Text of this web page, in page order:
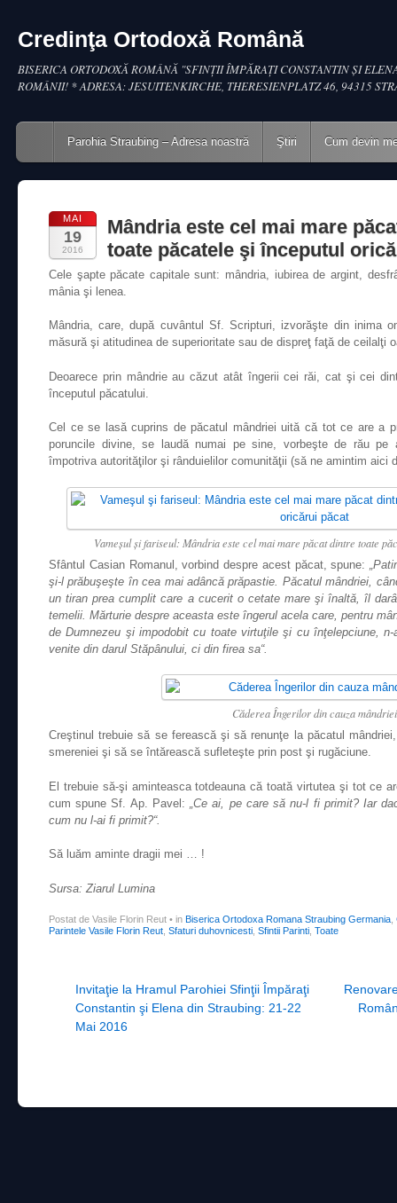
Credinţa Ortodoxă Română
BISERICA ORTODOXĂ ROMÂNĂ "SFINŢII ÎMPĂRAŢI CONSTANTIN ŞI
ROMÂNII! * ADRESA: JESUITENKIRCHE, THERESIENPLATZ 46, 94315
Main menu
Skip to content
Parohia Straubing – Adresa noastră Ştiri Cum devin
MAI
19
2016
Mândria este cel mai mare
toate păcatele şi începutul
Cele şapte păcate capitale sunt: mândria, iubirea de argint,
mânia şi lenea.
Mândria, care, după cuvântul Sf. Scripturi, izvorăşte din inima
măsură şi atitudinea de superioritate sau de dispreţ faţă de ceilalţi
Deoarece prin mândrie au căzut atât îngerii cei răi, cat şi cei
începutul păcatului.
Cel ce se lasă cuprins de păcatul mândriei uită că tot ce are a
poruncile divine, se laudă numai pe sine, vorbeşte de rău pe
împotriva autorităţilor şi rânduielilor comunităţii (să ne amintim
Vameşul şi fariseul: Mândria este cel mai mare păcat dintre toate
Sfântul Casian Romanul, vorbind despre acest păcat, spune:
şi-l prăbuşeşte în cea mai adâncă prăpastie. Păcatul mândriei,
un tiran prea cumplit care a cucerit o cetate mare şi înaltă, îl
temelii. Mărturie despre aceasta este îngerul acela care, pentru
de Dumnezeu şi impodobit cu toate virtuţile şi cu înţelepciune,
venite din darul Stăpânului, ci din firea sa“.
Căderea Îngerilor din cauza mândriei
Creştinul trebuie să se ferească şi să renunţe la păcatul
smereniei şi să se întărească sufleteşte prin post şi rugăciune.
El trebuie să-şi aminteasca totdeauna că toată virtutea şi tot ce
cum spune Sf. Ap. Pavel:
„Ce ai, pe care să nu-l fi primit? Iar
cum nu l-ai fi primit?“.
Să luăm aminte dragii mei … !
Sursa: Ziarul Lumina
Postat de Vasile Florin Reut • in Biserica Ortodoxa Romana Straubing Germania
Parintele Vasile Florin Reut Sfaturi duhovnicesti Sfintii Parinti Toate
Post navigation
Invitaţie la Hramul Parohiei Sfinţii Împăraţi
Constantin şi Elena din Straubing: 21-22
Mai 2016